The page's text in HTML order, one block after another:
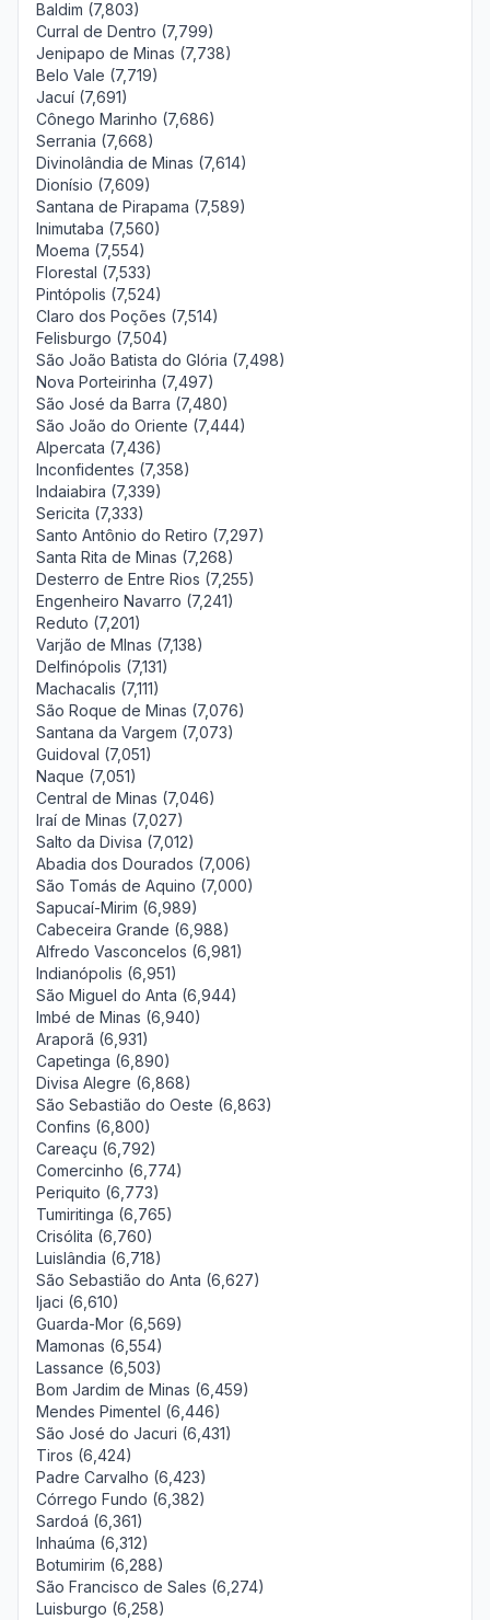
Baldim (7,803)
Curral de Dentro (7,799)
Jenipapo de Minas (7,738)
Belo Vale (7,719)
Jacuí (7,691)
Cônego Marinho (7,686)
Serrania (7,668)
Divinolândia de Minas (7,614)
Dionísio (7,609)
Santana de Pirapama (7,589)
Inimutaba (7,560)
Moema (7,554)
Florestal (7,533)
Pintópolis (7,524)
Claro dos Poções (7,514)
Felisburgo (7,504)
São João Batista do Glória (7,498)
Nova Porteirinha (7,497)
São José da Barra (7,480)
São João do Oriente (7,444)
Alpercata (7,436)
Inconfidentes (7,358)
Indaiabira (7,339)
Sericita (7,333)
Santo Antônio do Retiro (7,297)
Santa Rita de Minas (7,268)
Desterro de Entre Rios (7,255)
Engenheiro Navarro (7,241)
Reduto (7,201)
Varjão de MInas (7,138)
Delfinópolis (7,131)
Machacalis (7,111)
São Roque de Minas (7,076)
Santana da Vargem (7,073)
Guidoval (7,051)
Naque (7,051)
Central de Minas (7,046)
Iraí de Minas (7,027)
Salto da Divisa (7,012)
Abadia dos Dourados (7,006)
São Tomás de Aquino (7,000)
Sapucaí-Mirim (6,989)
Cabeceira Grande (6,988)
Alfredo Vasconcelos (6,981)
Indianópolis (6,951)
São Miguel do Anta (6,944)
Imbé de Minas (6,940)
Araporã (6,931)
Capetinga (6,890)
Divisa Alegre (6,868)
São Sebastião do Oeste (6,863)
Confins (6,800)
Careaçu (6,792)
Comercinho (6,774)
Periquito (6,773)
Tumiritinga (6,765)
Crisólita (6,760)
Luislândia (6,718)
São Sebastião do Anta (6,627)
Ijaci (6,610)
Guarda-Mor (6,569)
Mamonas (6,554)
Lassance (6,503)
Bom Jardim de Minas (6,459)
Mendes Pimentel (6,446)
São José do Jacuri (6,431)
Tiros (6,424)
Padre Carvalho (6,423)
Córrego Fundo (6,382)
Sardoá (6,361)
Inhaúma (6,312)
Botumirim (6,288)
São Francisco de Sales (6,274)
Luisburgo (6,258)